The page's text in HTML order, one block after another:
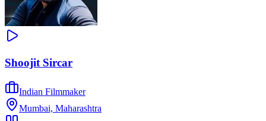
Shoojit Sircar
Indian Filmmaker
Mumbai, Maharashtra